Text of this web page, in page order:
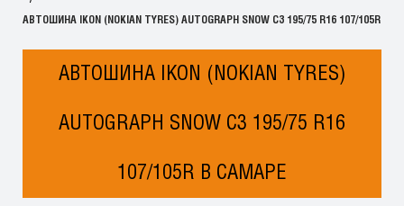
АВТОШИНА IKON (NOKIAN TYRES) AUTOGRAPH SNOW C3 195/75 R16 107/105R
АВТОШИНА IKON (NOKIAN TYRES)
AUTOGRAPH SNOW C3 195/75 R16
107/105R В САМАРЕ